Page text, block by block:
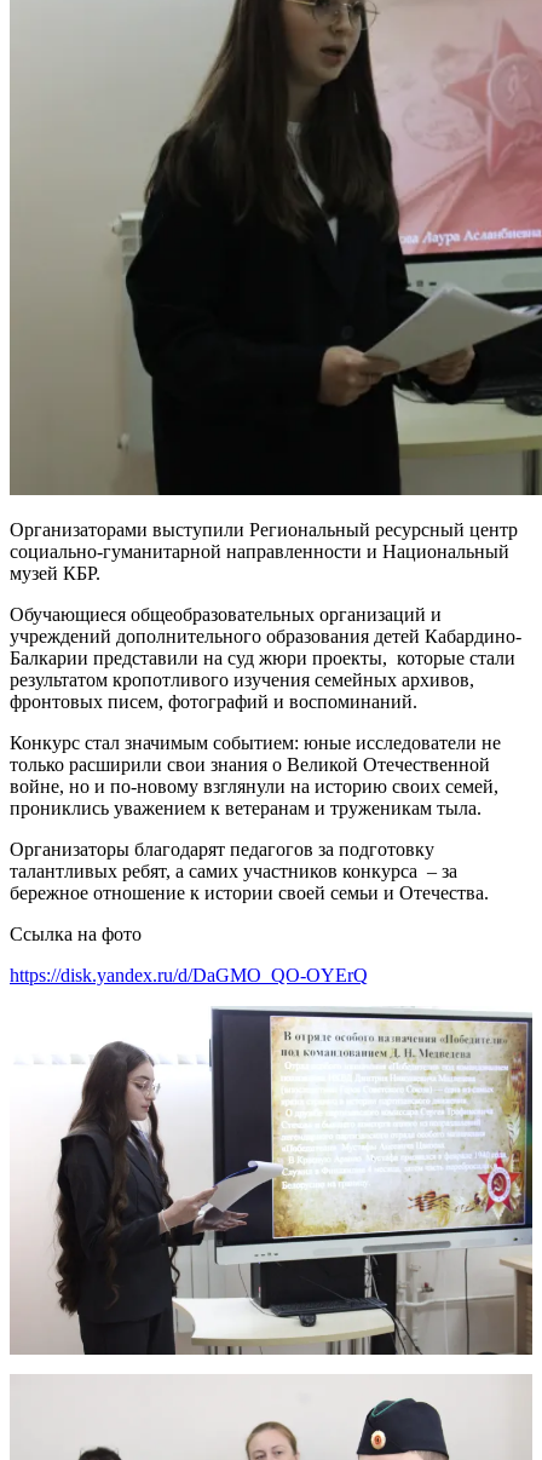
Организаторами выступили Региональный ресурсный центр
социально-гуманитарной направленности и Национальный
музей КБР.
Обучающиеся общеобразовательных организаций и
учреждений дополнительного образования детей Кабардино-
Балкарии представили на суд жюри проекты, которые стали
результатом кропотливого изучения семейных архивов,
фронтовых писем, фотографий и воспоминаний.
Конкурс стал значимым событием: юные исследователи не
только расширили свои знания о Великой Отечественной
войне, но и по-новому взглянули на историю своих семей,
прониклись уважением к ветеранам и труженикам тыла.
Организаторы благодарят педагогов за подготовку
талантливых ребят, а самих участников конкурса – за
бережное отношение к истории своей семьи и Отечества.
Ссылка на фото
https://disk.yandex.ru/d/DaGMO_QO-OYErQ